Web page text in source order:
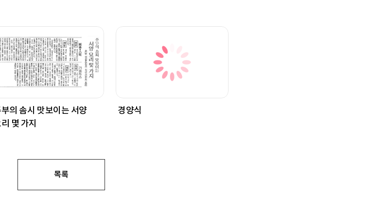
의 솜시 맛보이는 서양
몇 가지
경양식
목록